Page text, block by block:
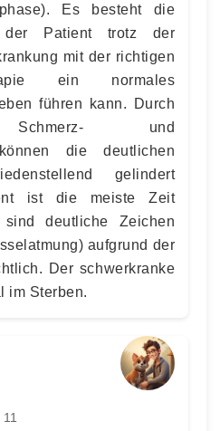
Es besteht die
der Patient trotz der
mit der richtigen
ein normales
führen kann. Durch
Schmerz- und
die deutlichen
gelindert
ist die meiste Zeit
deutliche Zeichen
aufgrund der
Der schwerkranke
im Sterben.